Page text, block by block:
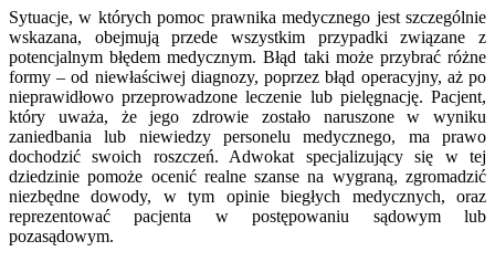
Sytuacje, w których pomoc prawnika medycznego jest szczególnie
wskazana, obejmują przede wszystkim przypadki związane z
potencjalnym błędem medycznym. Błąd taki może przybrać różne
formy – od niewłaściwej diagnozy, poprzez błąd operacyjny, aż po
nieprawidłowo przeprowadzone leczenie lub pielęgnację. Pacjent,
który uważa, że jego zdrowie zostało naruszone w wyniku
zaniedbania lub niewiedzy personelu medycznego, ma prawo
dochodzić swoich roszczeń. Adwokat specjalizujący się w tej
dziedzinie pomoże ocenić realne szanse na wygraną, zgromadzić
niezbędne dowody, w tym opinie biegłych medycznych, oraz
reprezentować pacjenta w postępowaniu sądowym lub
pozasądowym.